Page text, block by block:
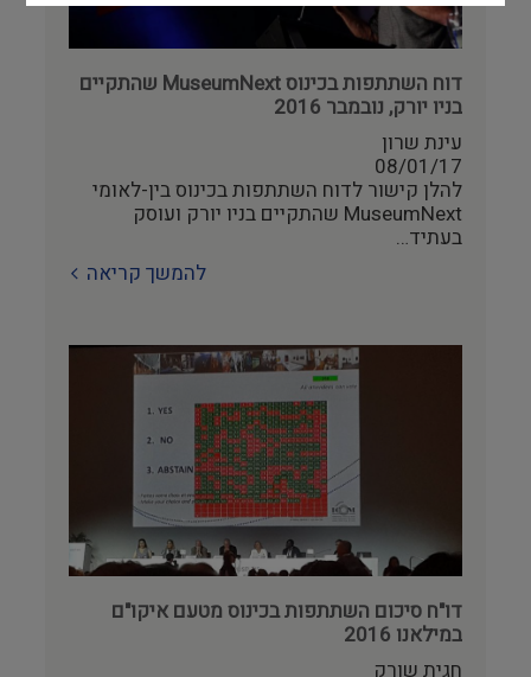
דוח השתתפות בכינוס MuseumNext שהתקיים
בניו יורק, נובמבר 2016
עינת שרון
08/01/17
להלן קישור לדוח השתתפות בכינוס בין-לאומי
MuseumNext שהתקיים בניו יורק ועוסק
בעתיד…
להמשך קריאה
דו"ח סיכום השתתפות בכינוס מטעם איקו"ם
במילאנו 2016
חגית שורק